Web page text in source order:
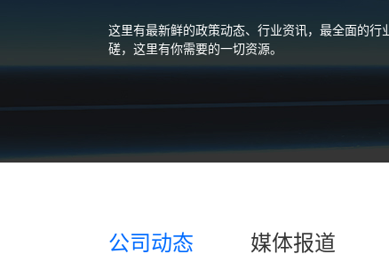
这里有最新鲜的政策动态、行业资讯，最全面的行
磋，这里有你需要的一切资源。
公司动态 媒体报道